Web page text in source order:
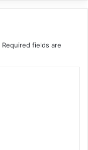
Required fields are